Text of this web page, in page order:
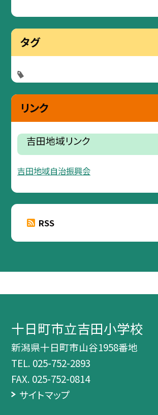
タグ
リンク
吉田地域リンク
吉田地域自治振興会
RSS
十日町市立吉田小学校
新潟県十日町市山谷1958番地
TEL. 025-752-2893
FAX. 025-752-0814
サイトマップ